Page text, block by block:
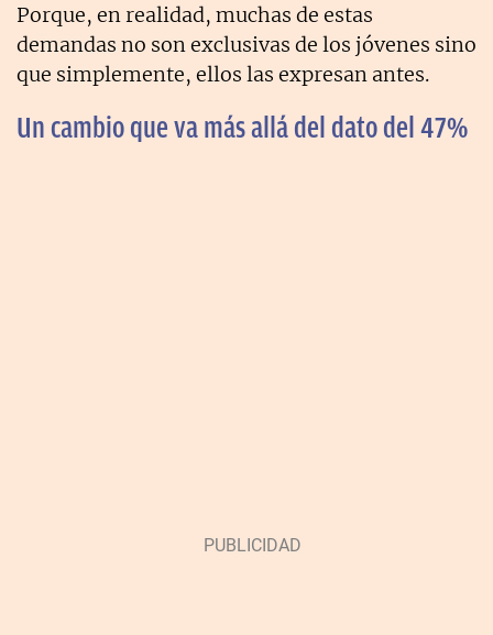
Porque, en realidad, muchas de estas
demandas no son exclusivas de los jóvenes sino
que simplemente, ellos las expresan antes.
Un cambio que va más allá del dato del 47%